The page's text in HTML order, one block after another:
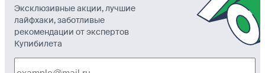
Эксклюзивные акции, лучшие
лайфхаки, заботливые
рекомендации от экспертов
Купибилета